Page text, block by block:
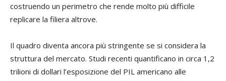
costruendo un perimetro che rende molto più difficile
replicare la filiera altrove.
Il quadro diventa ancora più stringente se si considera la
struttura del mercato. Studi recenti quantificano in circa 1,2
trilioni di dollari l’esposizione del PIL americano alle